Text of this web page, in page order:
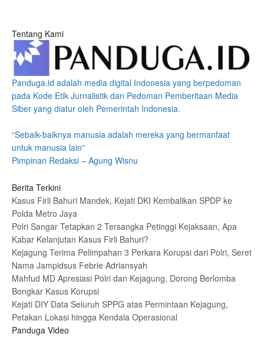
Tentang Kami
Panduga.id adalah media digital Indonesia yang berpedoman
pada Kode Etik Jurnalistik dan Pedoman Pemberitaan Media
Siber yang diatur oleh Pemerintah Indonesia.
“Sebaik-baiknya manusia adalah mereka yang bermanfaat
untuk manusia lain”
Pimpinan Redaksi – Agung Wisnu
Berita Terkini
Kasus Firli Bahuri Mandek, Kejati DKI Kembalikan SPDP ke
Polda Metro Jaya
Polri Sangar Tetapkan 2 Tersangka Petinggi Kejaksaan, Apa
Kabar Kelanjutan Kasus Firli Bahuri?
Kejagung Terima Pelimpahan 3 Perkara Korupsi dari Polri, Seret
Nama Jampidsus Febrie Adriansyah
Mahfud MD Apresiasi Polri dan Kejagung, Dorong Berlomba
Bongkar Kasus Korupsi
Kejati DIY Data Seluruh SPPG atas Permintaan Kejagung,
Petakan Lokasi hingga Kendala Operasional
Panduga Video